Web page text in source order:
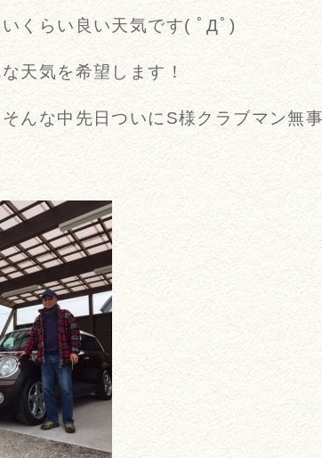
くらい良い天気です( ﾟДﾟ)
天気を希望します！
んな中先日ついにS様クラブマン無